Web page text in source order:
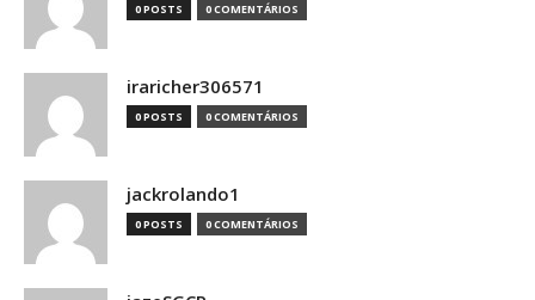
0 POSTS 0 COMENTÁRIOS
iraricher306571
0 POSTS 0 COMENTÁRIOS
jackrolando1
0 POSTS 0 COMENTÁRIOS